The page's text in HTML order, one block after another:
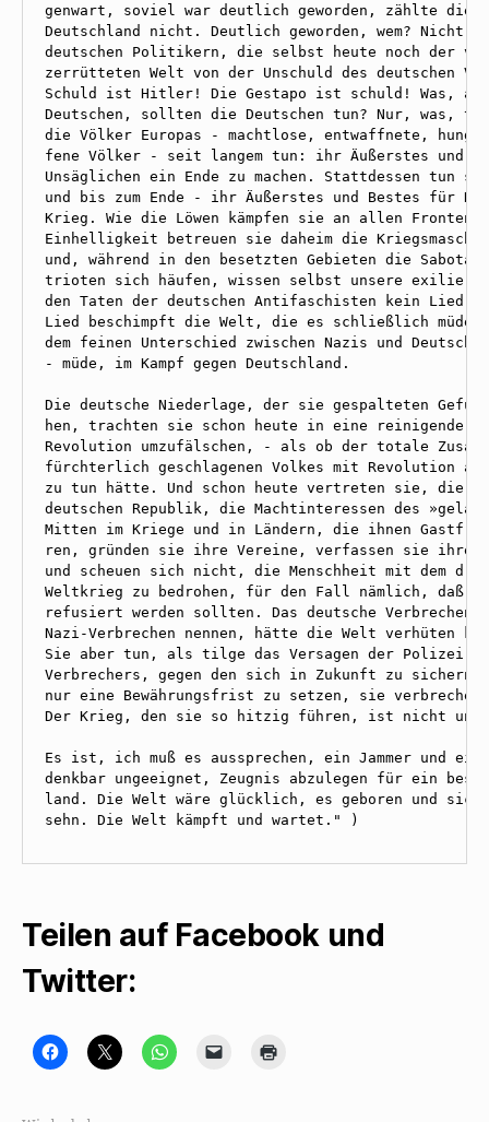
genwart, soviel war deutlich geworden, zählte dies
Deutschland nicht. Deutlich geworden, wem? Nicht
deutschen Politikern, die selbst heute noch der
zerrütteten Welt von der Unschuld des deutschen
Schuld ist Hitler! Die Gestapo ist schuld! Was,
Deutschen, sollten die Deutschen tun? Nur, was,
die Völker Europas - machtlose, entwaffnete,
fene Völker - seit langem tun: ihr Äußerstes und
Unsäglichen ein Ende zu machen. Stattdessen tun
und bis zum Ende - ihr Äußerstes und Bestes für
Krieg. Wie die Löwen kämpfen sie an allen
Einhelligkeit betreuen sie daheim die
und, während in den besetzten Gebieten die
trioten sich häufen, wissen selbst unsere
den Taten der deutschen Antifaschisten kein Lied
Lied beschimpft die Welt, die es schließlich müde
dem feinen Unterschied zwischen Nazis und
- müde, im Kampf gegen Deutschland.
Die deutsche Niederlage, der sie gespalteten
hen, trachten sie schon heute in eine reinigende,
Revolution umzufälschen, - als ob der totale
fürchterlich geschlagenen Volkes mit Revolution
zu tun hätte. Und schon heute vertreten sie, die
deutschen Republik, die Machtinteressen des
Mitten im Kriege und in Ländern, die ihnen
ren, gründen sie ihre Vereine, verfassen sie ihre
und scheuen sich nicht, die Menschheit mit dem
Weltkrieg zu bedrohen, für den Fall nämlich, daß
refusiert werden sollten. Das deutsche
Nazi-Verbrechen nennen, hätte die Welt verhüten
Sie aber tun, als tilge das Versagen der Polizei
Verbrechers, gegen den sich in Zukunft zu
nur eine Bewährungsfrist zu setzen, sie
Der Krieg, den sie so hitzig führen, ist nicht
Es ist, ich muß es aussprechen, ein Jammer und
denkbar ungeeignet, Zeugnis abzulegen für ein
land. Die Welt wäre glücklich, es geboren und sich
sehn. Die Welt kämpft und wartet." )
Teilen auf Facebook und
Twitter:
K
l
K
l
K
l